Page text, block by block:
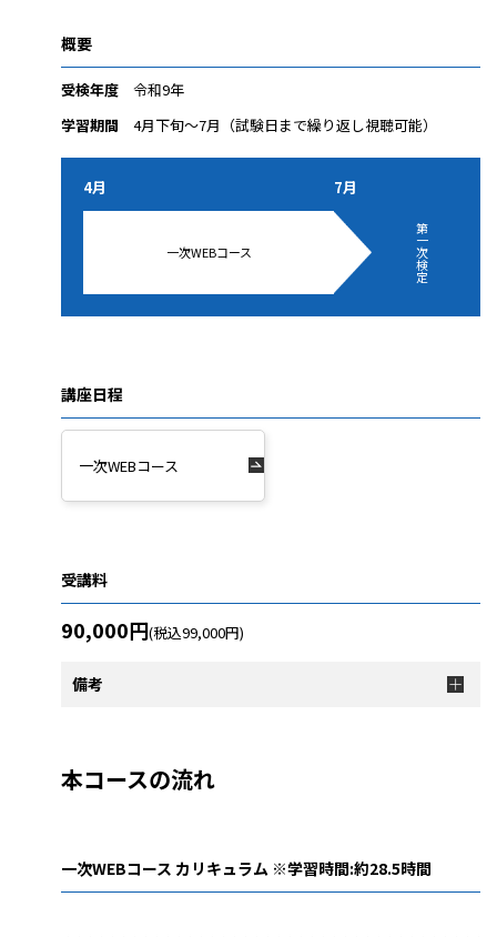
概要
受検年度
令和9年
学習期間
4月下旬～7月（試験日まで繰り返し視聴可能）
4月 7月
一次WEBコース
第
一
次
検
定
講座日程
一次WEBコース
受講料
90,000円(税込99,000円)
備考
本コースの流れ
一次WEBコース カリキュラム ※学習時間:約28.5時間